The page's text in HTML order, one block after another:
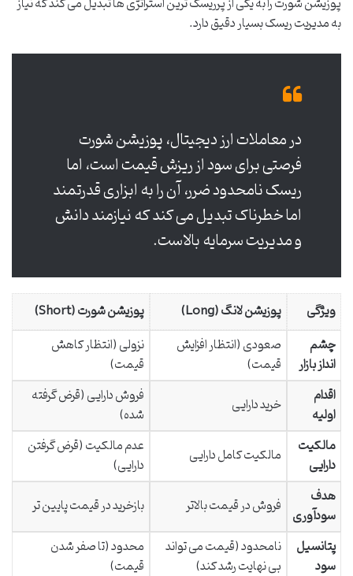
به مدیریت ریسک بسیار دقیق دارد.
در معاملات ارز دیجیتال، پوزیشن شورت
فرصتی برای سود از ریزش قیمت است، اما
ریسک نامحدود ضرر، آن را به ابزاری قدرتمند
اما خطرناک تبدیل می کند که نیازمند دانش
و مدیریت سرمایه بالاست.
ویژگی پوزیشن لانگ (Long)
پوزیشن شورت (Short)
چشم
انداز بازار
صعودی (انتظار افزایش
قیمت)
نزولی (انتظار کاهش
قیمت)
اقدام
اولیه خرید دارایی فروش دارایی (قرض گرفته
شده)
مالکیت
دارایی مالکیت کامل دارایی عدم مالکیت (قرض گرفتن
دارایی)
هدف
سودآوری فروش در قیمت بالاتر
بازخرید در قیمت پایین تر
پتانسیل
سود
نامحدود (قیمت می تواند
بی نهایت رشد کند)
محدود (تا صفر شدن
قیمت)